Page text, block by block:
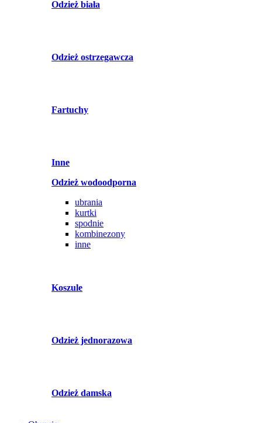
Odzież biała
Odzież ostrzegawcza
Fartuchy
Inne
Odzież wodoodporna
ubrania
kurtki
spodnie
kombinezony
inne
Koszule
Odzież jednorazowa
Odzież damska